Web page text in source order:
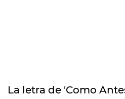
La letra de 'Como